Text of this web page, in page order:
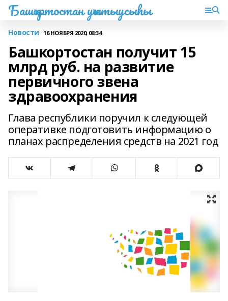
Башҡортостан уҡытыусыһы
Новости 16 НОЯБРЯ 2020, 08:34
Башкортостан получит 15
млрд руб. на развитие
первичного звена
здравоохранения
Глава республики поручил к следующей
оперативке подготовить информацию о
планах распределения средств на 2021 год